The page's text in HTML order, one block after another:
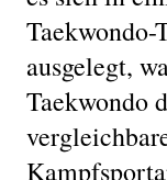
ausgelegt,
Taekwondo